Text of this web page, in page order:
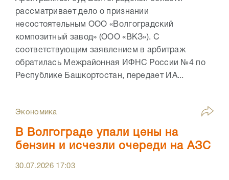
рассматривает дело о признании
несостоятельным ООО «Волгоградский
композитный завод» (ООО «ВКЗ»). С
соответствующим заявлением в арбитраж
обратилась Межрайонная ИФНС России №4 по
Республике Башкортостан, передает ИА...
Экономика
В Волгограде упали цены на
бензин и исчезли очереди на АЗС
30.07.2026 17:03